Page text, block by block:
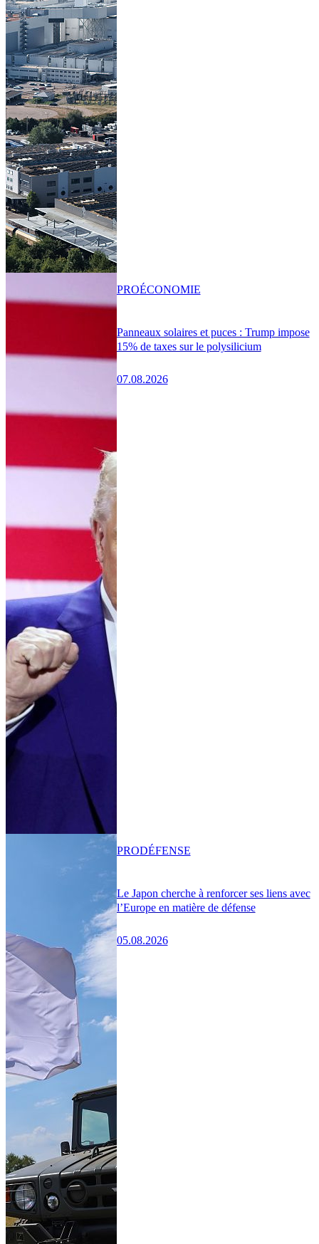
Panneaux solaires et puces : Trump impose
15% de taxes sur le polysilicium
07.08.2026
PROÉCONOMIE
Le Japon cherche à renforcer ses liens avec
l’Europe en matière de défense
05.08.2026
PRODÉFENSE